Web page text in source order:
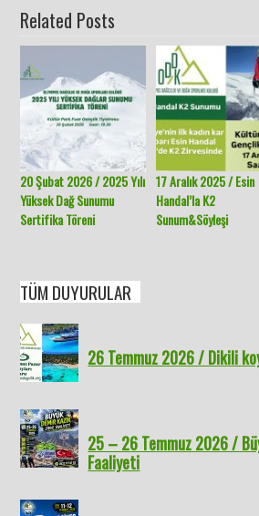
Related Posts
20 Şubat 2026 / 2025 Yılı
Yüksek Dağ Sunumu
Sertifika Töreni
17 Aralık 2025 / Esin
Handal’la K2
Sunum&Söyleşi
TÜM DUYURULAR
26 Temmuz 2026 / Dikili
25 – 26 Temmuz 2026 /
Faaliyeti